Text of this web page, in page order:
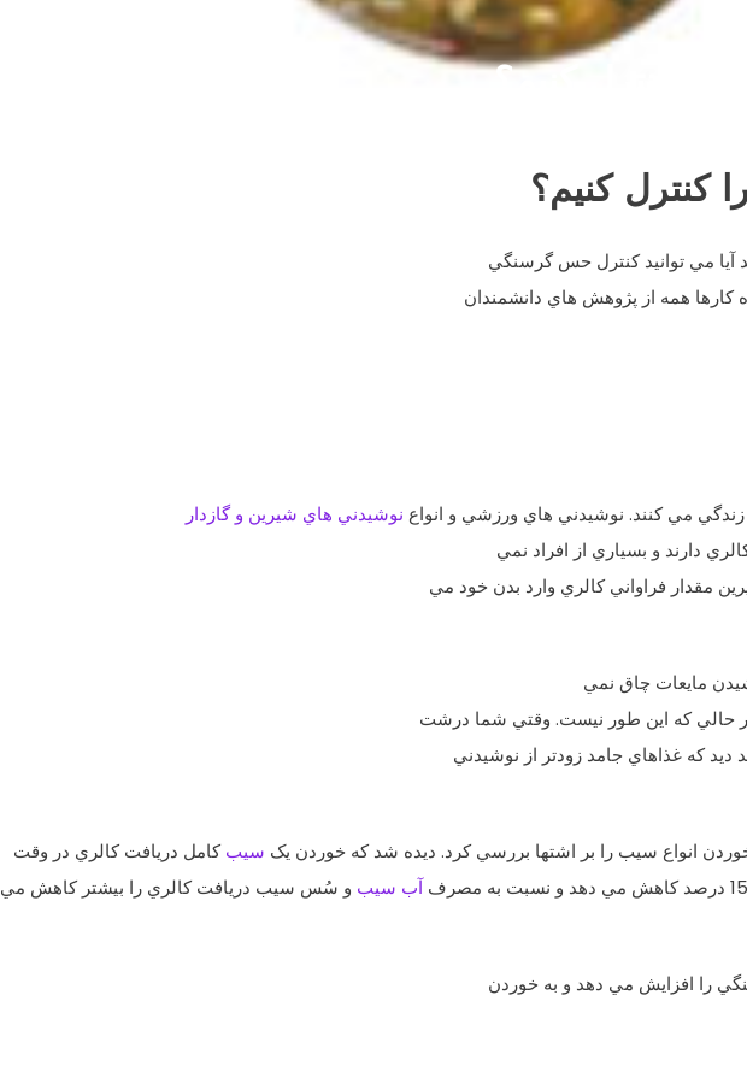
کنترل کنيم؟
آيا مي ‌توانيد کنترل حس گرسنگي‌
کارها همه از پژوهش ‌هاي دانشمندان
زندگي مي ‌کنند. نوشيدني ‌هاي ورزشي و انواع نوشيدني ‌هاي شيرين و گازدار
دارند و بسياري از افراد نمي
مقدار فراواني کالري وارد بدن خود مي
مايعات چاق نمي
در حالي که اين‌ طور نيست. وقتي شما درشت
ديد که غذاهاي جامد زودتر از نوشيدني‌
سيبکامل دريافت کالري در وقت
آب سيب و سُس سيب دريافت کالري را بيشتر کاهش مي‌
را افزايش مي‌ دهد و به خوردن